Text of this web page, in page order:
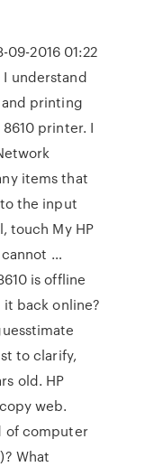
09-2016 01:22
I understand
printing
printer. I
items that
the input
touch My HP
cannot …
is offline
back online?
to clarify,
old. HP
web.
of computer
What